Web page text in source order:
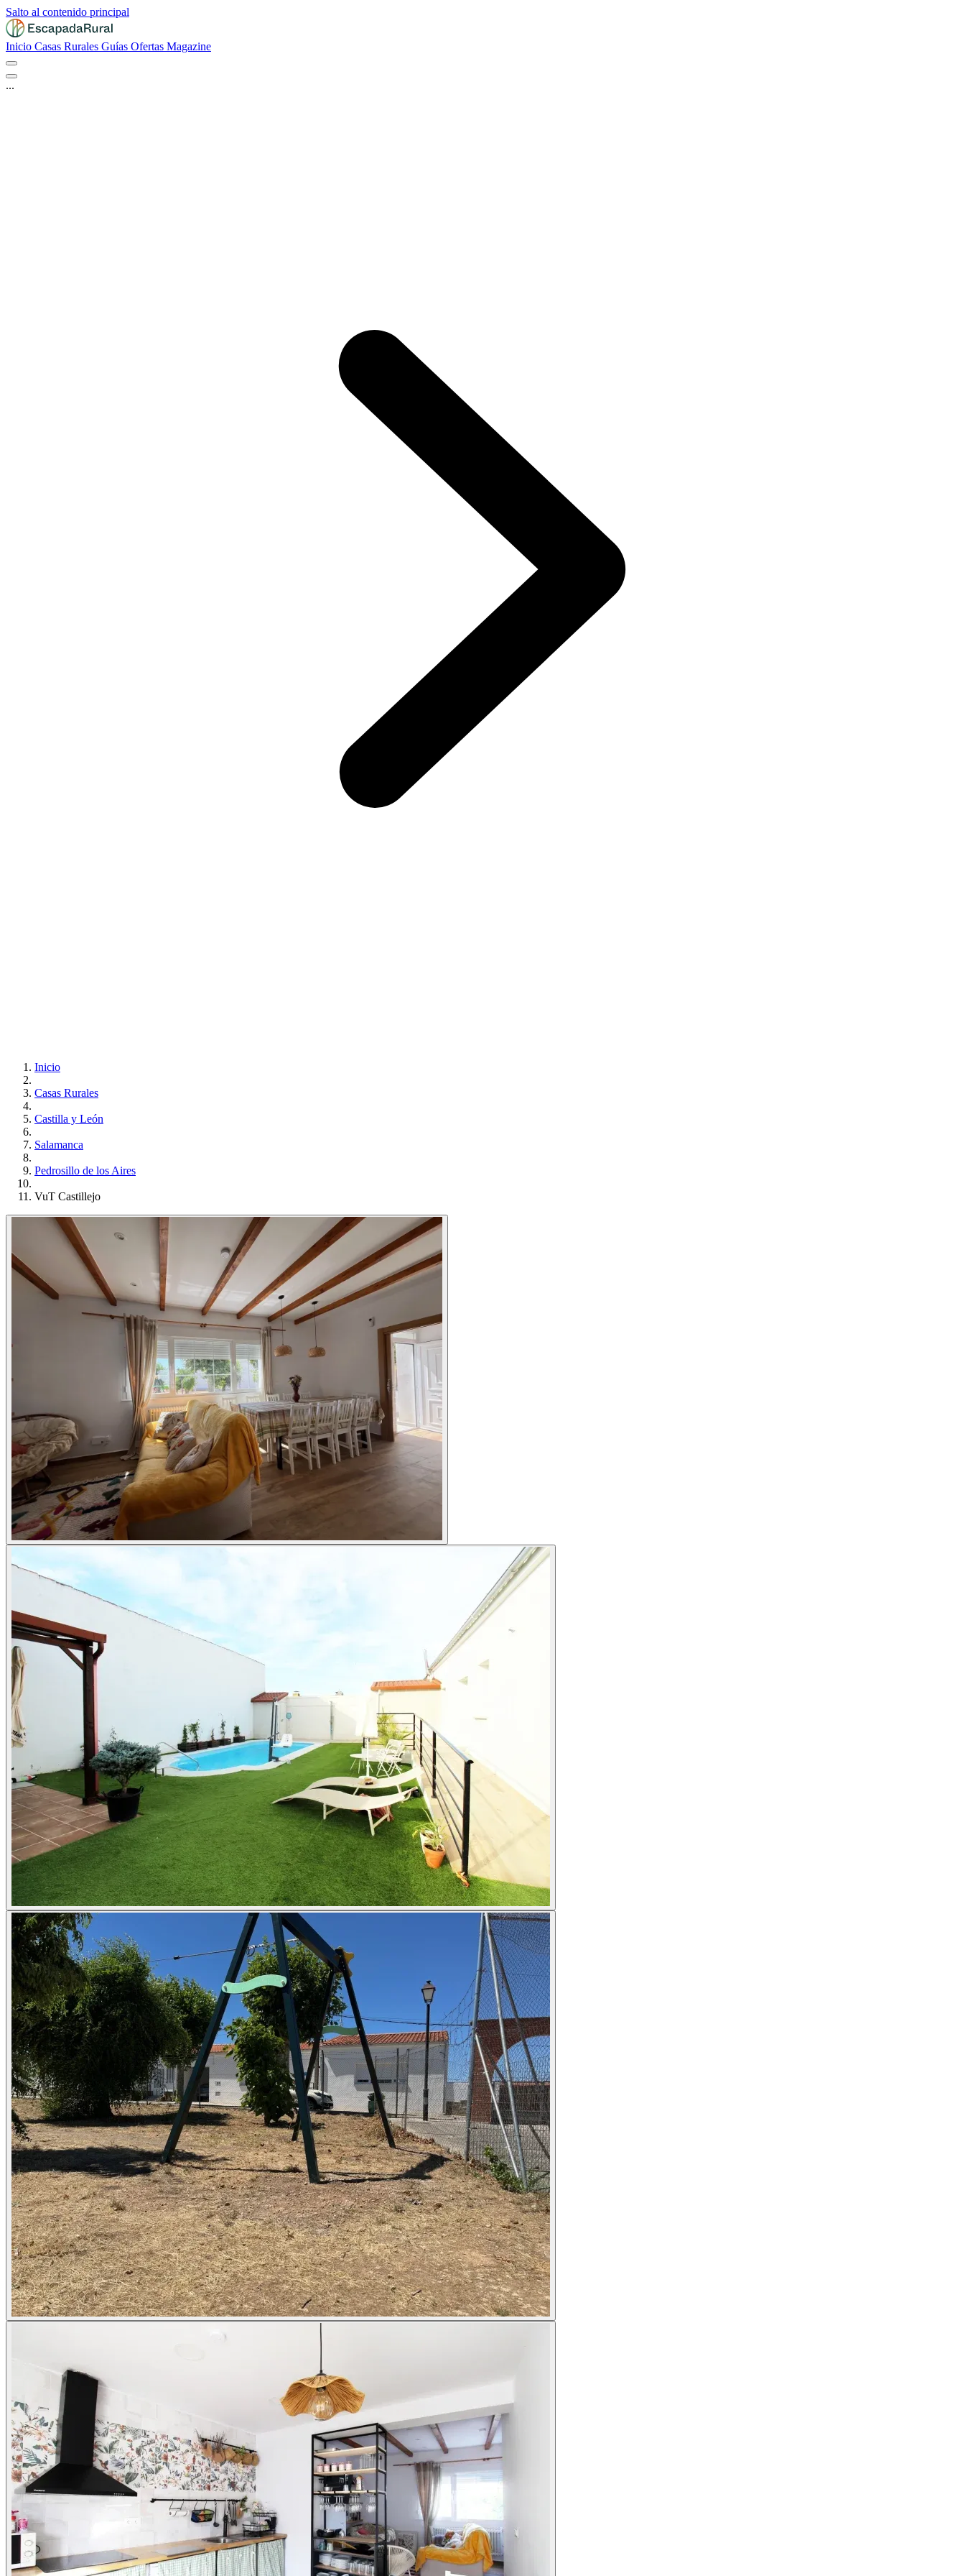
Salto al contenido principal
Inicio Casas Rurales Guías Ofertas Magazine
...
Inicio
Casas Rurales
Castilla y León
Salamanca
Pedrosillo de los Aires
VuT Castillejo